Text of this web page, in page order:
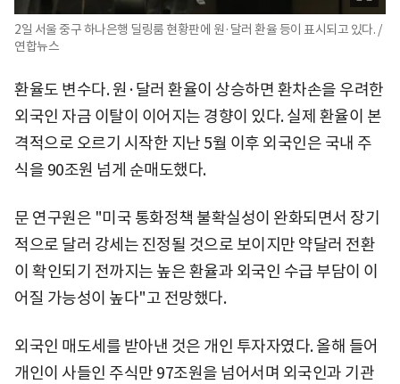
2일 서울 중구 하나은행 딜링룸 현황판에 원·달러 환율 등이 표시되고 있다. /
연합뉴스
환율도 변수다. 원·달러 환율이 상승하면 환차손을 우려한
외국인 자금 이탈이 이어지는 경향이 있다. 실제 환율이 본
격적으로 오르기 시작한 지난 5월 이후 외국인은 국내 주
식을 90조원 넘게 순매도했다.
문 연구원은 "미국 통화정책 불확실성이 완화되면서 장기
적으로 달러 강세는 진정될 것으로 보이지만 약달러 전환
이 확인되기 전까지는 높은 환율과 외국인 수급 부담이 이
어질 가능성이 높다"고 전망했다.
외국인 매도세를 받아낸 것은 개인 투자자였다. 올해 들어
개인이 사들인 주식만 97조원을 넘어서며 외국인과 기관